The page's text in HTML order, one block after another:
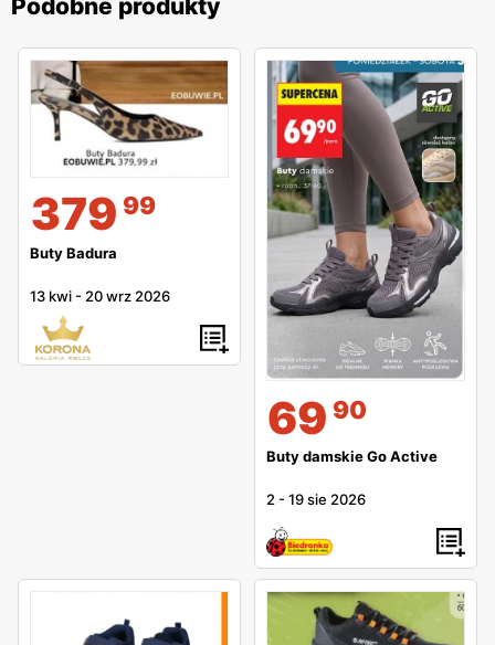
Podobne produkty
379 99
Buty Badura
13 kwi - 20 wrz 2026
69 90
Buty damskie Go Active
2 -19 sie 2026